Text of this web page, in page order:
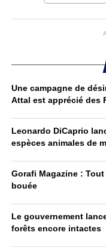
Une campagne de
Attal est apprécié des
Leonardo DiCaprio
espèces animales de
Gorafi Magazine :
bouée
Le gouvernement
forêts encore intactes